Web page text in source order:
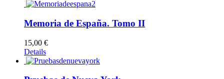
Memoria de España. Tomo II
15,00 €
Details